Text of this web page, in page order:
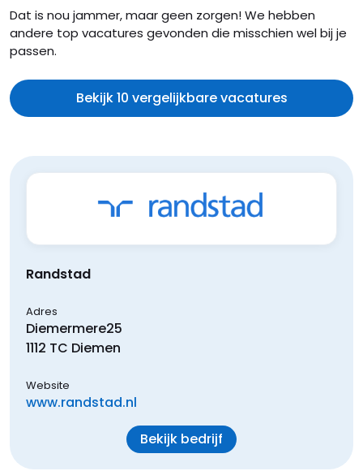
Dat is nou jammer, maar geen zorgen! We hebben
andere top vacatures gevonden die misschien wel bij je
passen.
Bekijk 10 vergelijkbare vacatures
Randstad
Adres
Diemermere25
1112 TC Diemen
Website
www.randstad.nl
Bekijk bedrijf